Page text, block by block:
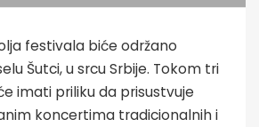
festivala biće održano
Šutci, u srcu Srbije. Tokom tri
imati priliku da prisustvuje
koncertima tradicionalnih i